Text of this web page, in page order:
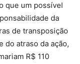
que um possível
da
de transposição
do atraso da ação,
R$ 110